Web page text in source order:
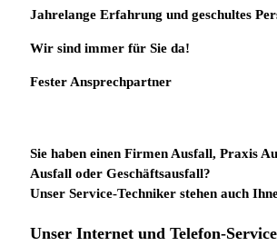
Jahrelange Erfahrung und geschultes
Wir sind immer für Sie da!
Fester Ansprechpartner
Sie haben einen Firmen Ausfall, Praxis
Ausfall oder Geschäftsausfall?
Unser Service-Techniker stehen auch
Unser Internet und Telefon-